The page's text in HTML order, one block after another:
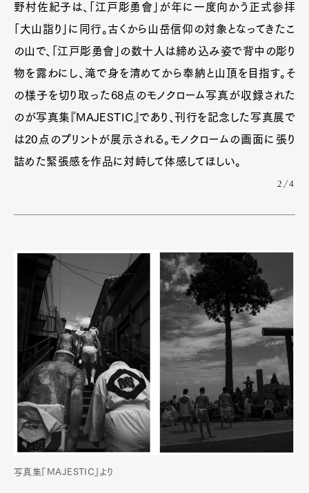
野村佐紀子は、「江戸彫勇會」が年に一度向かう正式参拝
「大山詣り」に同行。古くから山岳信仰の対象となってきたこ
の山で、「江戸彫勇會」の数十人は締め込み姿で背中の彫り
物を露わにし、滝で身を清めてから奉納と山頂を目指す。そ
の様子を切り取った68点のモノクローム写真が収録された
のが写真集『MAJESTIC』であり、刊行を記念した写真展で
は20点のプリントが展示される。モノクロームの画面に張り
詰めた緊張感を作品に対峙して体感してほしい。
2/4
写真集『MAJESTIC』より